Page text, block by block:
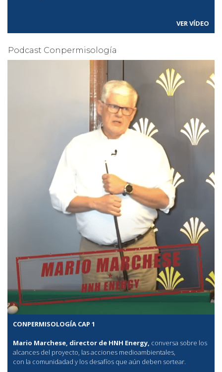
VER VÍDEO
Podcast Conpermisología
CONPERMISOLOGÍA CAP 1
Mario Marchese, director de HNH Energy, conversa sobre los
alcances del proyecto, las acciones medioambientales,
con la comunidadad y los desafíos que aún deben sortear.